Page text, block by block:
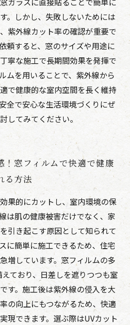
。しかし、失敗しないためには
紫外線カット率の確認が重要で
頼すると、窓のサイズや用途に
寧な施工で長期間効果を発揮で
ムを用いることで、紫外線から
で健康的な室内空間を長く維持
全で安心な生活環境づくりにぜ
してみてください。
！窓フィルムで快適で健康
る方法
果的にカットし、室内環境の保
は肌の健康被害だけでなく、家
引き起こす原因として知られて
に簡単に施工できるため、住宅
増しています。窓フィルムの多
ており、日差しを遮りつつも室
す。施工後は紫外線の侵入を大
の向上にもつながるため、快適
現できます。選ぶ際はUVカット